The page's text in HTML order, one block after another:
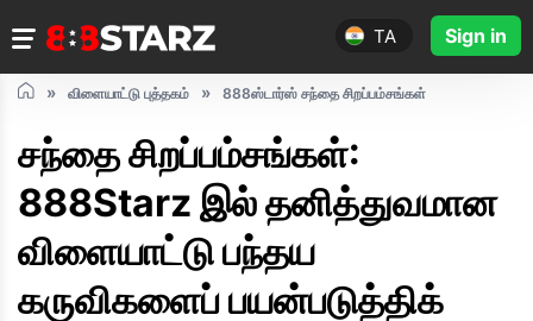
TA Sign in
விளையாட்டு புத்தகம் 888ஸ்டார்ஸ் சந்தை சிறப்பம்சங்கள்
சந்தை சிறப்பம்சங்கள்:
888Starz இல் தனித்துவமான
விளையாட்டு பந்தய
கருவிகளைப் பயன்படுத்திக்